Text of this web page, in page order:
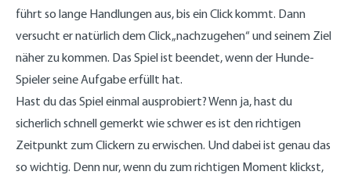
führt so lange Handlungen aus, bis ein Click kommt. Dann
versucht er natürlich dem Click „nachzugehen“ und seinem Ziel
näher zu kommen. Das Spiel ist beendet, wenn der Hunde-
Spieler seine Aufgabe erfüllt hat.
Hast du das Spiel einmal ausprobiert? Wenn ja, hast du
sicherlich schnell gemerkt wie schwer es ist den richtigen
Zeitpunkt zum Clickern zu erwischen. Und dabei ist genau das
so wichtig. Denn nur, wenn du zum richtigen Moment klickst,